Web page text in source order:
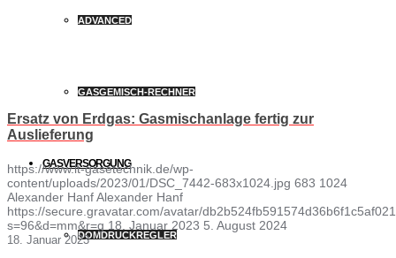
ADVANCED
GASGEMISCH-RECHNER
GASVERSORGUNG
DOMDRUCKREGLER
Ersatz von Erdgas: Gasmischanlage fertig zur
Auslieferung
https://www.lt-gasetechnik.de/wp-
content/uploads/2023/01/DSC_7442-683x1024.jpg 683 1024
Alexander HanfAlexander Hanf
https://secure.gravatar.com/avatar/
s=96&d=mm&r=g 18. Januar 2023 5. August 2024
18. Januar 2023